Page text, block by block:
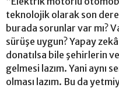
teknolojik olarak son
burada sorunlar var mı?
sürüşe uygun? Yapay
donatılsa bile şehirlerin
gelmesi lazım. Yani aynı
olması lazım. Bu da